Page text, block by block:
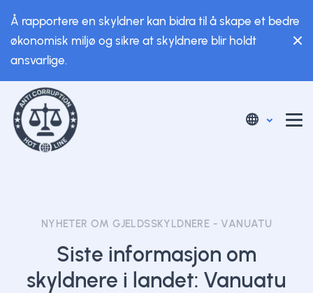
Å rapportere en skyldner kan bidra til å skape et bedre
økonomisk miljø og sikre at skyldnere blir holdt
ansvarlige.
NYHETER OM GJELDSSKYLDNERE - VANUATU
Siste informasjon om
skyldnere i landet: Vanuatu